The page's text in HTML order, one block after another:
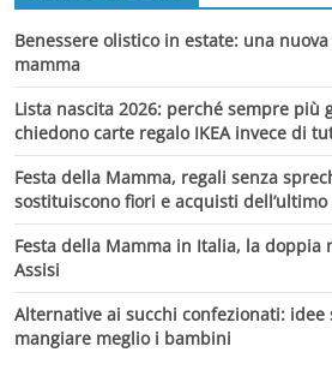
Benessere olistico in estate: una
mamma
Lista nascita 2026: perché sempre più
chiedono carte regalo IKEA invece di
Festa della Mamma, regali senza
sostituiscono fiori e acquisti
Festa della Mamma in Italia, la doppia
Assisi
Alternative ai succhi confezionati:
mangiare meglio i bambini